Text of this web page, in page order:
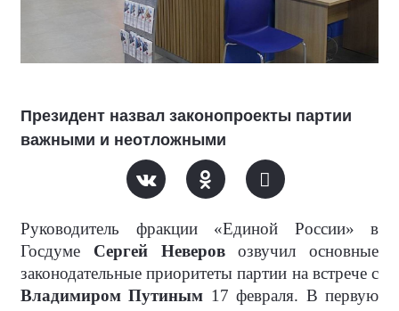
Президент назвал законопроекты партии
важными и неотложными
Руководитель фракции «Единой России» в
Госдуме Сергей Неверовозвучил основные
законодательные приоритеты партии на встрече с
Владимиром Путиным 17 февраля. В первую